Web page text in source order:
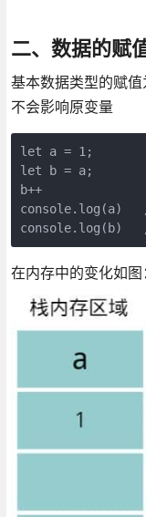
二、数据的赋
基本数据类型的赋
不会影响原变量
let a = 1;
let b = a;
b++
console.log(a)
console.log(b)
在内存中的变化如图